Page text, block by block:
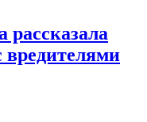
вредителями